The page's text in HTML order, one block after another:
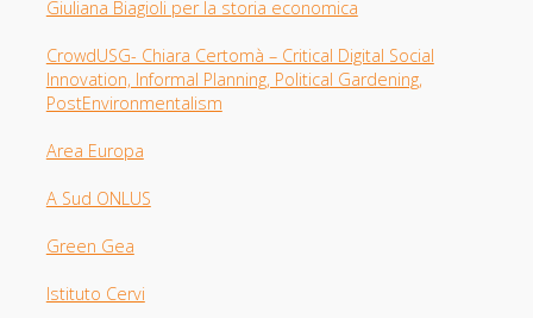
Giuliana Biagioli per la storia economica
CrowdUSG- Chiara Certomà – Critical Digital Social
Innovation, Informal Planning, Political Gardening,
PostEnvironmentalism
Area Europa
A Sud ONLUS
Green Gea
Istituto Cervi